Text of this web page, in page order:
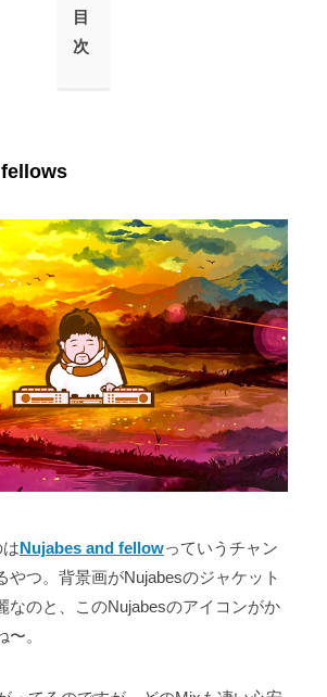
目
次
Nujabes and fellowっていうチャン
やつ。背景画がNujabesのジャケット
なのと、このNujabesのアイコンがか
。